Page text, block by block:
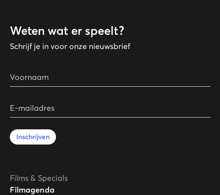
Weten wat er speelt?
Schrijf je in voor onze nieuwsbrief
Voornaam
E-mailadres
Inschrijven
Films & Specials
Filmagenda